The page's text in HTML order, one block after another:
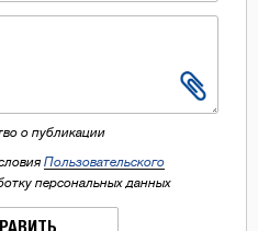
о публикации
Пользовательского
персональных данных